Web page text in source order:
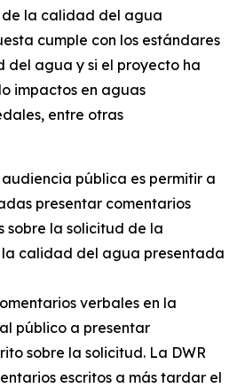
la calidad del agua
cumple con los estándares
del agua y si el proyecto ha
impactos en aguas
entre otras
pública es permitir a
presentar comentarios
sobre la solicitud de la
calidad del agua presentada
verbales en la
público a presentar
sobre la solicitud. La DWR
escritos a más tardar el